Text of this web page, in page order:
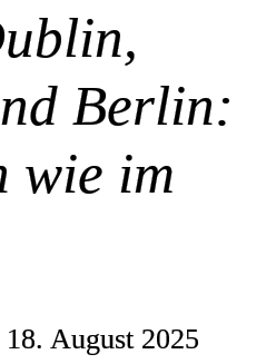
Berlin:
wie im
August 2025